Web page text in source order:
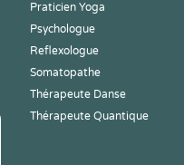
Praticien Yoga
Psychologue
Reflexologue
Somatopathe
Thérapeute Danse
Thérapeute Quantique